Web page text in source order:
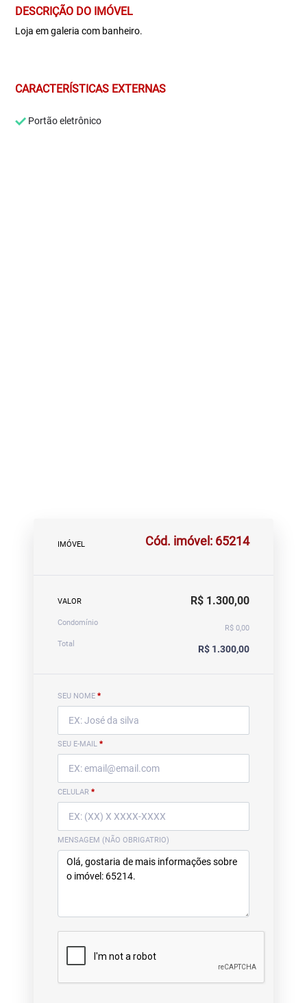
DESCRIÇÃO DO IMÓVEL
Loja em galeria com banheiro.
CARACTERÍSTICAS EXTERNAS
Portão eletrônico
IMÓVEL Cód. imóvel: 65214
VALOR R$ 1.300,00
Condomínio
R$ 0,00
Total
R$ 1.300,00
SEU NOME *
SEU E-MAIL *
CELULAR *
MENSAGEM (NÃO OBRIGATRIO)